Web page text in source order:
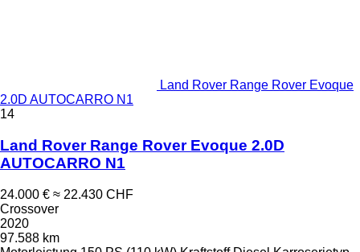
Land Rover Range Rover Evoque
2.0D AUTOCARRO N1
14
Land Rover Range Rover Evoque 2.0D
AUTOCARRO N1
24.000 € ≈ 22.430 CHF
Crossover
2020
97.588 km